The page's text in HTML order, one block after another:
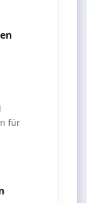
für